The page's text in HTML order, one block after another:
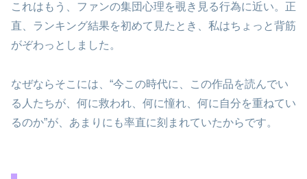
これはもう、ファンの集団心理を覗き見る行為に近い。正
直、ランキング結果を初めて見たとき、私はちょっと背筋
がぞわっとしました。
なぜならそこには、“今この時代に、この作品を読んでい
る人たちが、何に救われ、何に憧れ、何に自分を重ねてい
るのか”が、あまりにも率直に刻まれていたからです。